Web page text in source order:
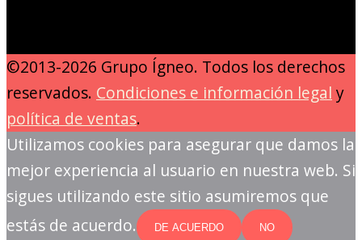
©2013-2026 Grupo Ígneo. Todos los derechos
reservados. Condiciones e información legal y
política de ventas.
Utilizamos cookies para asegurar que damos la
mejor experiencia al usuario en nuestra web. Si
sigues utilizando este sitio asumiremos que
estás de acuerdo.
DE ACUERDO NO